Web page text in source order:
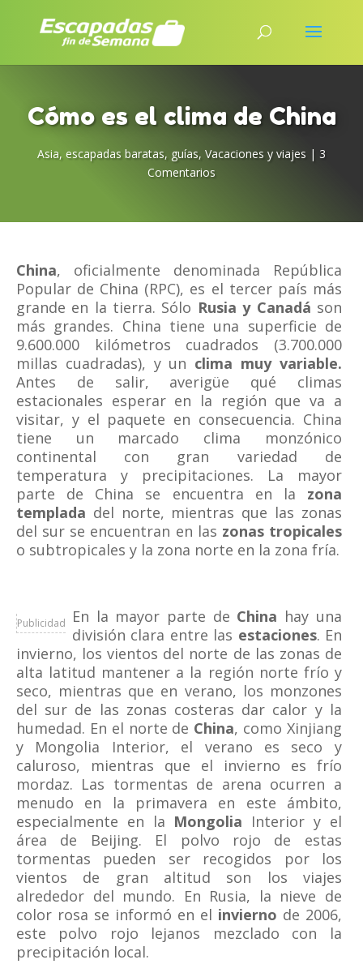
Cómo es el clima de China
Asia, escapadas baratas, guías, Vacaciones y viajes | 3
Comentarios
China, oficialmente denominada República
Popular de China (RPC), es el tercer país más
grande en la tierra. Sólo Rusia y Canadá son
más grandes. China tiene una superficie de
9.600.000 kilómetros cuadrados (3.700.000
millas cuadradas), y un clima muy variable.
Antes de salir, averigüe qué climas
estacionales esperar en la región que va a
visitar, y el paquete en consecuencia. China
tiene un marcado clima monzónico
continental con gran variedad de
temperatura y precipitaciones. La mayor
parte de China se encuentra en la zona
templada del norte, mientras que las zonas
del sur se encuentran en las zonas tropicales
o subtropicales y la zona norte en la zona fría.
Publicidad En la mayor parte de China hay una
división clara entre las estaciones. En
invierno, los vientos del norte de las zonas de
alta latitud mantener a la región norte frío y
seco, mientras que en verano, los monzones
del sur de las zonas costeras dar calor y la
humedad. En el norte de China, como Xinjiang
y Mongolia Interior, el verano es seco y
caluroso, mientras que el invierno es frío
mordaz. Las tormentas de arena ocurren a
menudo en la primavera en este ámbito,
especialmente en la Mongolia Interior y el
área de Beijing. El polvo rojo de estas
tormentas pueden ser recogidos por los
vientos de gran altitud son los viajes
alrededor del mundo. En Rusia, la nieve de
color rosa se informó en el invierno de 2006,
este polvo rojo lejanos mezclado con la
precipitación local.